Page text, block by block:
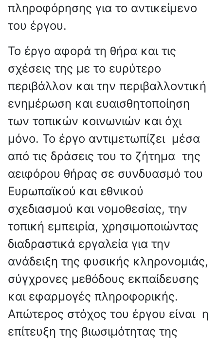
πληροφόρησης για το αντικείμενο
του έργου.
Το έργο αφορά τη θήρα και τις
σχέσεις της με το ευρύτερο
περιβάλλον και την περιβαλλοντική
ενημέρωση και ευαισθητοποίηση
των τοπικών κοινωνιών και όχι
μόνο. Το έργο αντιμετωπίζει μέσα
από τις δράσεις του το ζήτημα της
αειφόρου θήρας σε συνδυασμό του
Ευρωπαϊκού και εθνικού
σχεδιασμού και νομοθεσίας, την
τοπική εμπειρία, χρησιμοποιώντας
διαδραστικά εργαλεία για την
ανάδειξη της φυσικής κληρονομιάς,
σύγχρονες μεθόδους εκπαίδευσης
και εφαρμογές πληροφορικής.
Απώτερος στόχος του έργου είναι η
επίτευξη της βιωσιμότητας της